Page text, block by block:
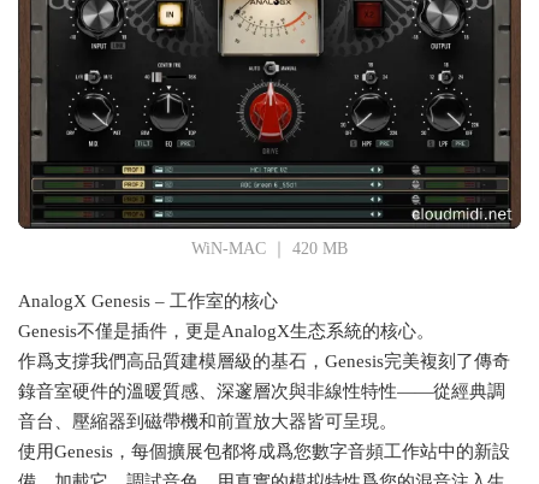
WiN-MAC ｜ 420 MB
AnalogX Genesis – 工作室的核心
Genesis不僅是插件，更是AnalogX生态系統的核心。
作爲支撐我們高品質建模層級的基石，Genesis完美複刻了傳奇
錄音室硬件的溫暖質感、深邃層次與非線性特性——從經典調
音台、壓縮器到磁帶機和前置放大器皆可呈現。
使用Genesis，每個擴展包都将成爲您數字音頻工作站中的新設